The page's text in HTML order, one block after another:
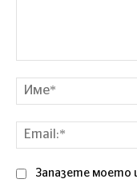
Запазете моето